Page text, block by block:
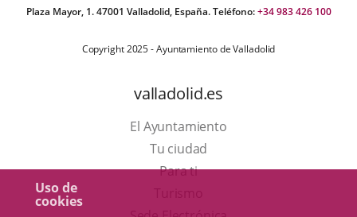
Uso de
cookies
Plaza Mayor, 1. 47001 Valladolid, España. Teléfono:+34 983 426 100
Copyright 2025 - Ayuntamiento de Valladolid
valladolid.es
El Ayuntamiento
Tu ciudad
Para ti